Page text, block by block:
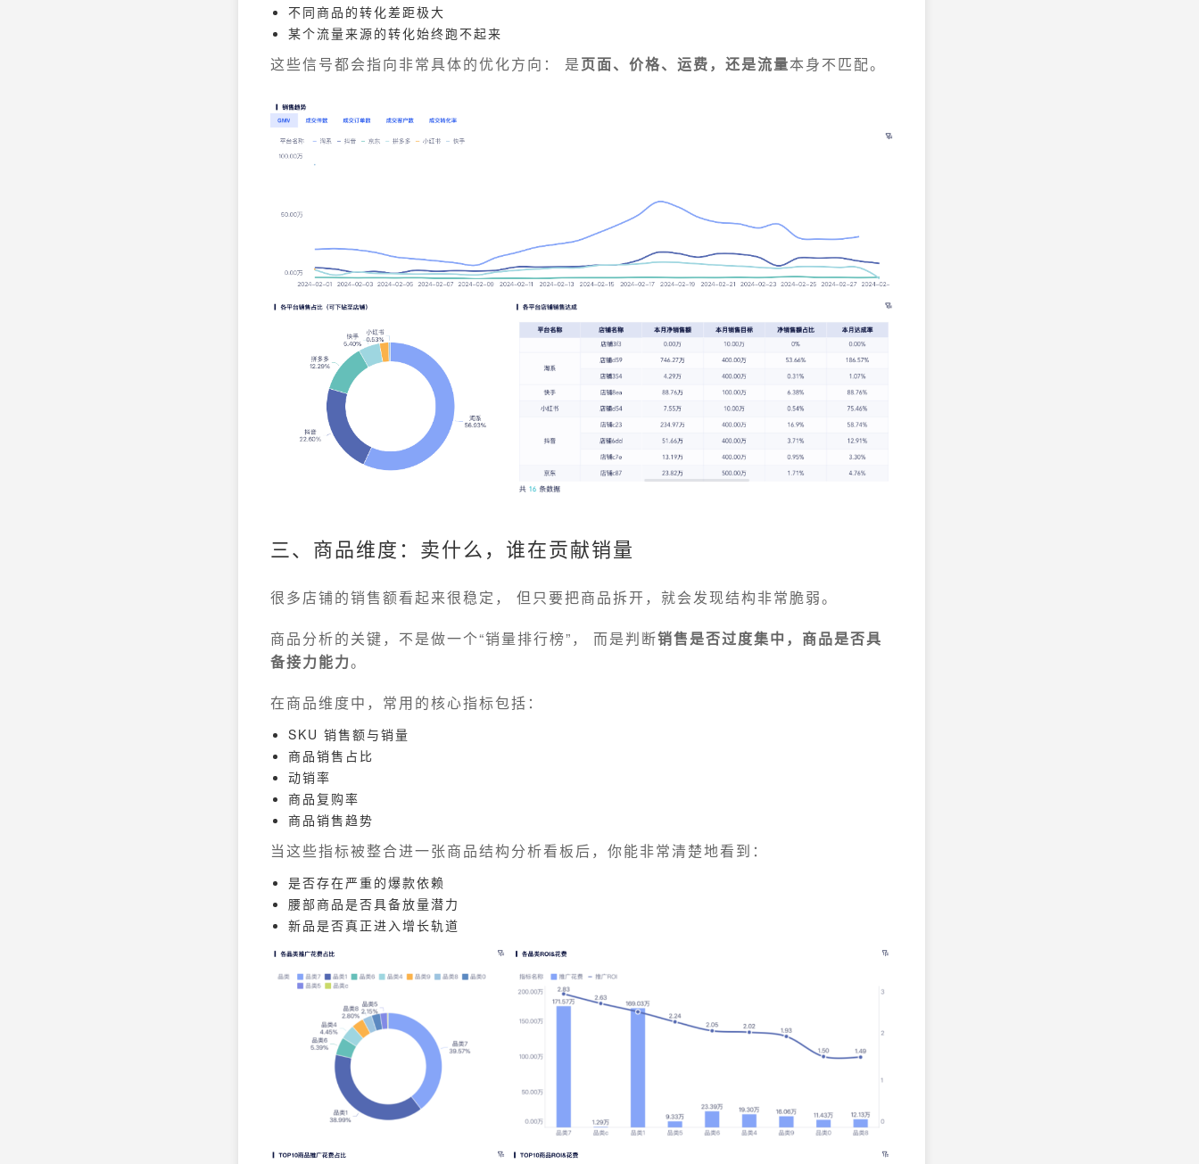
不同商品的转化差距极大
某个流量来源的转化始终跑不起来
这些信号都会指向非常具体的优化方向： 是页面、价格、运费，还是流量本身不匹配。
三、商品维度：卖什么，谁在贡献销量
很多店铺的销售额看起来很稳定， 但只要把商品拆开，就会发现结构非常脆弱。
商品分析的关键，不是做一个“销量排行榜”， 而是判断销售是否过度集中，商品是否具
备接力能力。
在商品维度中，常用的核心指标包括：
SKU 销售额与销量
商品销售占比
动销率
商品复购率
商品销售趋势
当这些指标被整合进一张商品结构分析看板后，你能非常清楚地看到：
是否存在严重的爆款依赖
腰部商品是否具备放量潜力
新品是否真正进入增长轨道